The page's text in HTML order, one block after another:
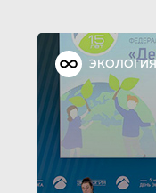
ЭКОЛОГИЯ